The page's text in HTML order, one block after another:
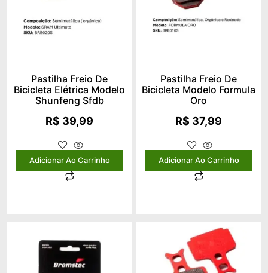
Pastilha Freio De
Bicicleta Elétrica Modelo
Shunfeng Sfdb
R$ 39,99
Adicionar Ao Carrinho
Pastilha Freio De
Bicicleta Modelo Formula
Oro
R$ 37,99
Adicionar Ao Carrinho